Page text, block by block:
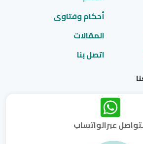
أحكام وفتاوى
المقالات
اتصل بنا
عبرالواتساب